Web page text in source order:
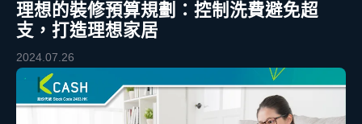
理想的裝修預算規劃：控制洗費避免超
支，打造理想家居
2024.07.26